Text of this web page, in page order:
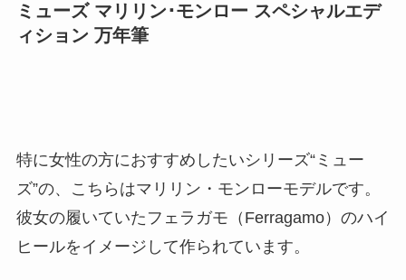
ミューズ マリリン･モンロー スペシャルエデ
ィション 万年筆
特に女性の方におすすめしたいシリーズ“ミュー
ズ”の、こちらはマリリン・モンローモデルです。
彼女の履いていた フェラガモ（Ferragamo）のハイ
ヒールをイメージして作られています。